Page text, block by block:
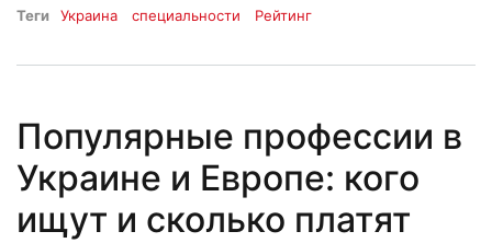
Теги Украина специальности Рейтинг
Популярные профессии в
Украине и Европе: кого
ищут и сколько платят